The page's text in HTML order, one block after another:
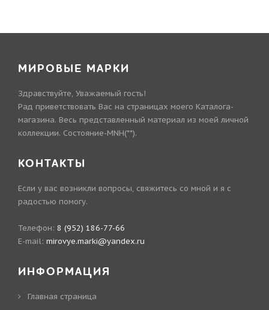
МИРОВЫЕ МАРКИ
Здравствуйте, Уважаемый гость!
Рад приветствовать Вас на страницах моего Каталога-
магазина. Весь представленный материал из моей личной
коллекции. Состояние-MNH(**).
КОНТАКТЫ
Если у вас возникли вопросы, свяжитесь со мной и я с
радостью помогу.
Телефон: 8 (952) 186-77-66
E-mail: mirovye.marki@yandex.ru
ИНФОРМАЦИЯ
Главная страница